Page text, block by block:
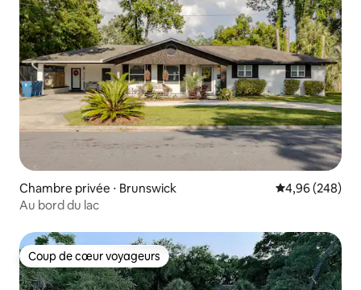
Chambre privée ⋅ Brunswick Évaluation
4,96 (248)
Au bord du lac
Coup de cœur voyageurs
Coup de cœur voyageurs